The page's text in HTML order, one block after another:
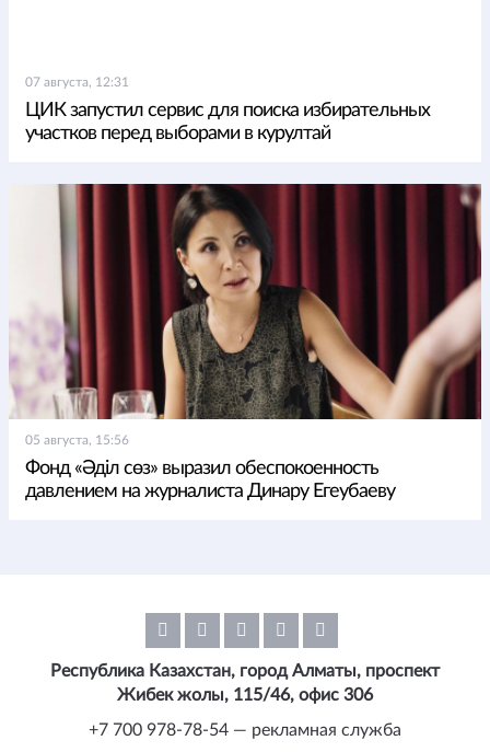
07 августа, 12:31
ЦИК запустил сервис для поиска избирательных
участков перед выборами в курултай
05 августа, 15:56
Фонд «Әділ сөз» выразил обеспокоенность
давлением на журналиста Динару Егеубаеву
Республика Казахстан, город Алматы, проспект
Жибек жолы, 115/46, офис 306
+7 700 978-78-54 — рекламная служба